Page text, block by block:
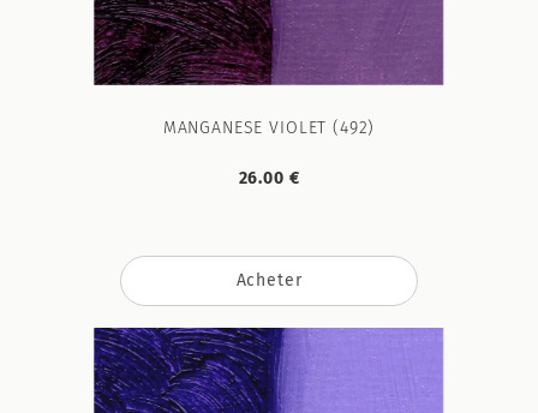
MANGANESE VIOLET (492)
26.00 €
Acheter